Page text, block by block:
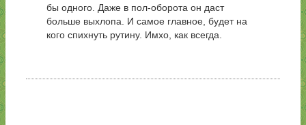
бы одного. Даже в пол-оборота он даст
больше выхлопа. И самое главное, будет на
кого спихнуть рутину. Имхо, как всегда.